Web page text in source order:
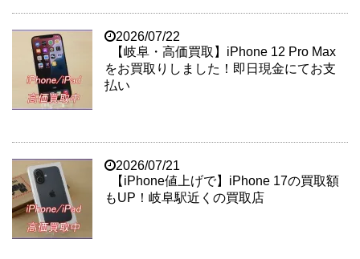
2026/07/22
【岐阜・高価買取】iPhone 12 Pro Max
をお買取りしました！即日現金にてお支
払い
2026/07/21
【iPhone値上げで】iPhone 17の買取額
もUP！岐阜駅近くの買取店